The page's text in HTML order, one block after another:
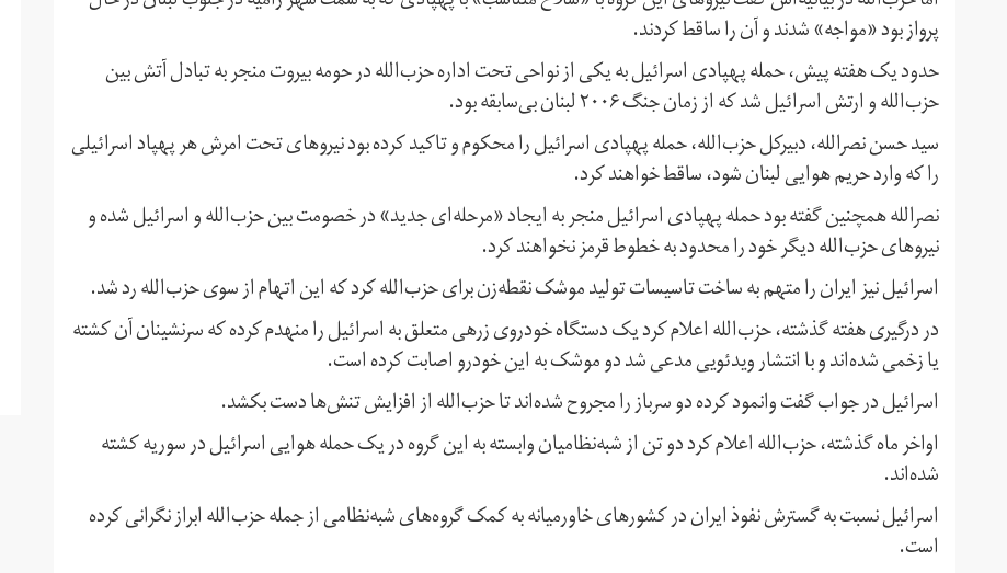
پرواز بود «مواجه» شدند و آن را ساقط کردند.
حدود یک هفته پیش، حمله پهپادی اسرائیل به یکی از نواحی تحت اداره حزب‌الله در حومه بیروت منجر به تبادل آتش بین
حزب‌الله و ارتش اسرائیل شد که از زمان جنگ ۲۰۰۶ لبنان بی‌سابقه بود.
سید حسن نصرالله، دبیرکل حزب‌الله، حمله پهپادی اسرائیل را محکوم و تاکید کرده بود نیروهای تحت امرش هر پهپاد اسرائیلی
را که وارد حریم هوایی لبنان شود، ساقط خواهند کرد.
نصرالله همچنین گفته بود حمله پهپادی اسرائیل منجر به ایجاد «مرحله‌ای جدید» در خصومت بین حزب‌الله و اسرائیل شده و
نیروهای حزب‌الله دیگر خود را محدود به خطوط قرمز نخواهند کرد.
اسرائیل نیز ایران را متهم به ساخت تاسیسات تولید موشک نقطه‌زن برای حزب‌الله کرد که این اتهام از سوی حزب‌الله رد شد.
در درگیری هفته گذشته، حزب‌الله اعلام کرد یک دستگاه خودروی زرهی متعلق به اسرائیل را منهدم کرده که سرنشینان آن کشته
یا زخمی شده‌اند و با انتشار ویدئویی مدعی شد دو موشک به این خودرو اصابت کرده است.
اسرائیل در جواب گفت وانمود کرده دو سرباز را مجروح شده‌اند تا حزب‌الله از افزایش تنش‌ها دست بکشد.
اواخر ماه گذشته، حزب‌الله اعلام کرد دو تن از شبه‌نظامیان وابسته به این گروه در یک حمله هوایی اسرائیل در سوریه کشته
شده‌اند.
اسرائیل نسبت به گسترش نفوذ ایران در کشورهای خاورمیانه به کمک گروه‌های شبه‌نظامی از جمله حزب‌الله ابراز نگرانی کرده
است.